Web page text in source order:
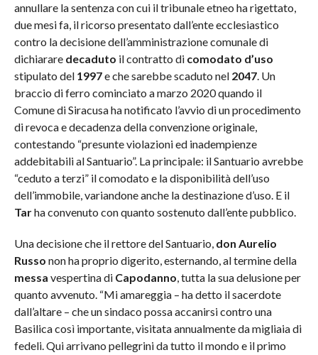
annullare la sentenza con cui il tribunale etneo ha rigettato,
due mesi fa, il ricorso presentato dall’ente ecclesiastico
contro la decisione dell’amministrazione comunale di
dichiarare decaduto il contratto di comodato d’uso
stipulato del 1997e che sarebbe scaduto nel 2047. Un
braccio di ferro cominciato a marzo 2020 quando il
Comune di Siracusa ha notificato l’avvio di un procedimento
di revoca e decadenza della convenzione originale,
contestando “presunte violazioni ed inadempienze
addebitabili al Santuario”. La principale: il Santuario avrebbe
“ceduto a terzi” il comodato e la disponibilità dell’uso
dell’immobile, variandone anche la destinazione d’uso. E il
Tarha convenuto con quanto sostenuto dall’ente pubblico.
Una decisione che il rettore del Santuario, don Aurelio
Russo non ha proprio digerito, esternando, al termine della
messa vespertina di Capodanno, tutta la sua delusione per
quanto avvenuto. “Mi amareggia – ha detto il sacerdote
dall’altare – che un sindaco possa accanirsi contro una
Basilica così importante, visitata annualmente da migliaia di
fedeli. Qui arrivano pellegrini da tutto il mondo e il primo